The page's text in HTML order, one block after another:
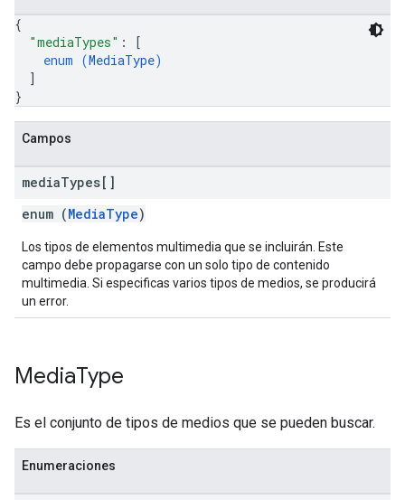
{
"mediaTypes" :
[
enum (MediaType)
]
}
Campos
mediaTypes[]
enum (MediaType)
Los tipos de elementos multimedia que se incluirán. Este
campo debe propagarse con un solo tipo de contenido
multimedia. Si especificas varios tipos de medios, se producirá
un error.
MediaType
Es el conjunto de tipos de medios que se pueden buscar.
Enumeraciones